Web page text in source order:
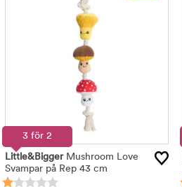
3 för 2
Little&BiggerMushroom Love
Svampar på Rep 43 cm